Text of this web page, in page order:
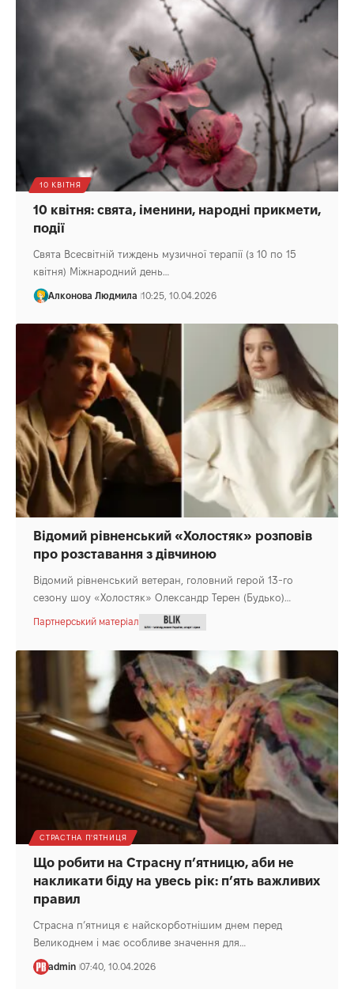
10 КВІТНЯ
10 квітня: свята, іменини, народні прикмети,
події
Свята Всесвітній тиждень музичної терапії (з 10 по 15
квітня) Міжнародний день…
Алконова Людмила 10:25, 10.04.2026
Відомий рівненський «Холостяк» розповів
про розставання з дівчиною
Відомий рівненський ветеран, головний герой 13-го
сезону шоу «Холостяк» Олександр Терен (Будько)…
Партнерський матеріал
СТРАСТНА П'ЯТНИЦЯ
Що робити на Страсну п’ятницю, аби не
накликати біду на увесь рік: п’ять важливих
правил
Страсна п’ятниця є найскорботнішим днем перед
Великоднем і має особливе значення для…
admin 07:40, 10.04.2026